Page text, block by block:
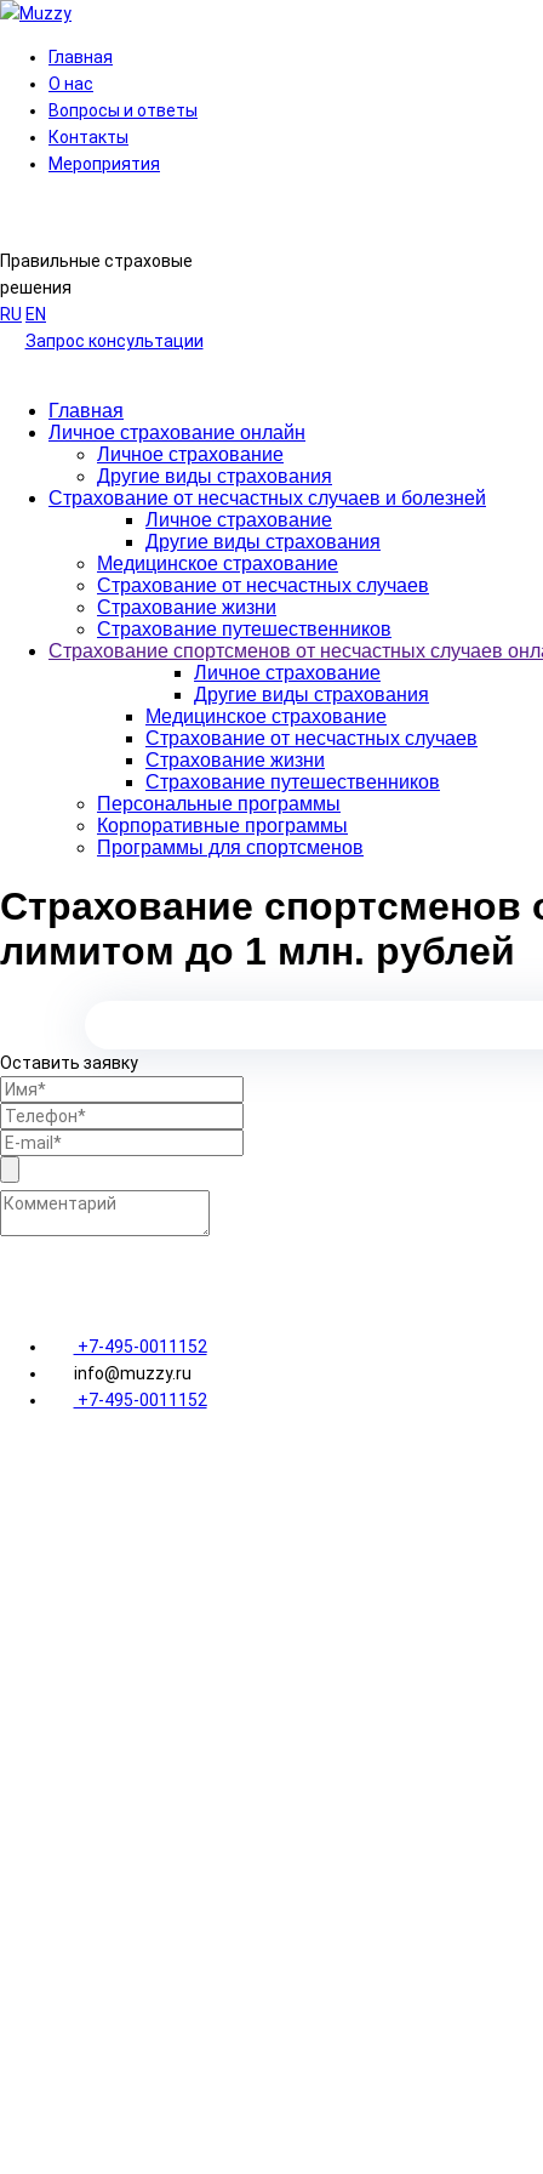
Главная
О нас
Вопросы и ответы
Контакты
Мероприятия
Правильные страховые
решения
RU EN
Запрос консультации
Главная
Личное страхование онлайн
Личное страхование
Другие виды страхования
Страхование от несчастных случаев и болезней
Личное страхование
Другие виды страхования
Медицинское страхование
Страхование от несчастных случаев
Страхование жизни
Страхование путешественников
Страхование спортсменов от несчастных случаев
Личное страхование
Другие виды страхования
Медицинское страхование
Страхование от несчастных случаев
Страхование жизни
Страхование путешественников
Персональные программы
Корпоративные программы
Программы для спортсменов
Страхование спортсменов
лимитом до 1 млн. рублей
Оставить заявку
+7-495-0011152
info@muzzy.ru
+7-495-0011152